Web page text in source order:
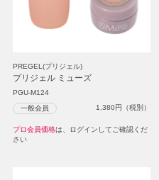
PREGEL(プリジェル)
プリジェル ミューズ
PGU-M124
一般会員 1,380円（税別）
プロ会員価格は、ログインしてご確認くだ
さい